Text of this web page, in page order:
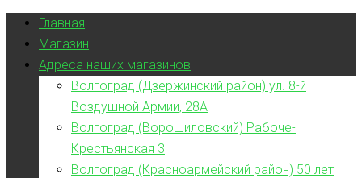
Главная
Магазин
Адреса наших магазинов
Волгоград (Дзержинский район) ул. 8-й
Воздушной Армии, 28А
Волгоград (Ворошиловский) Рабоче-
Крестьянская 3
Волгоград (Красноармейский район) 50 лет